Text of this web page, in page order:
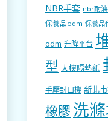
NBR手套 nbr耐
保養品odm 保養品
odm 升降平台
型 大樓隔熱紙
手壓封口機 新北
橡膠 洗